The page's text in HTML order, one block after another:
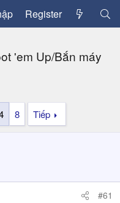
Register
'em Up/Bắn máy
8 Tiếp
#61